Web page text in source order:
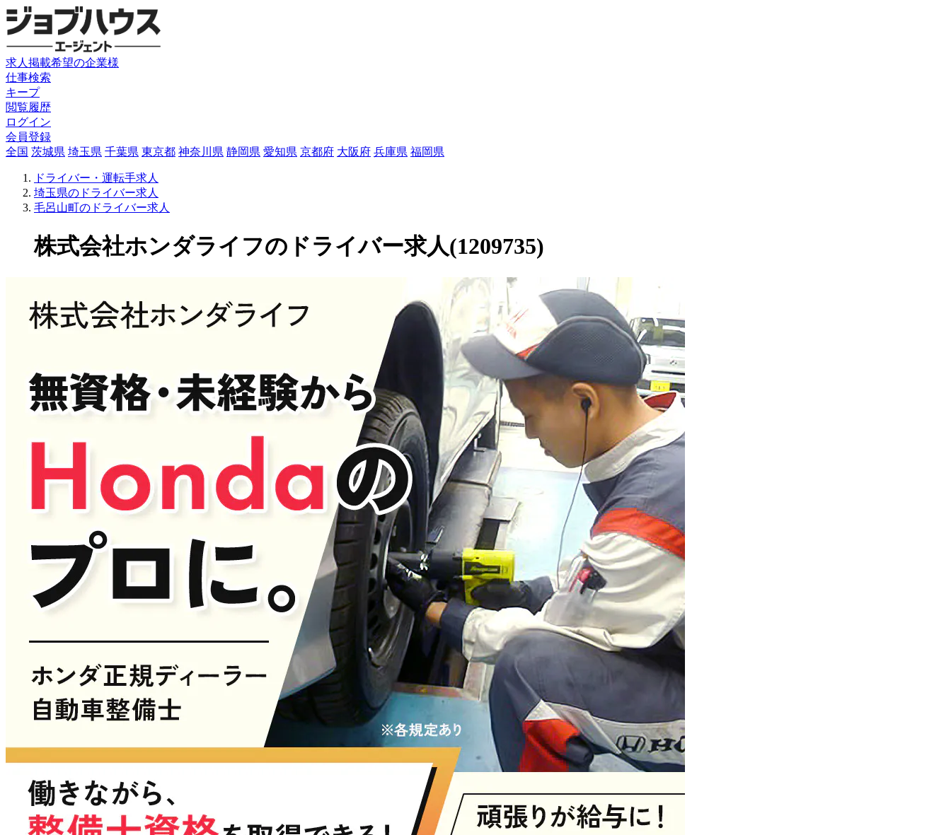
求人掲載希望の企業様
仕事検索
キープ
閲覧履歴
ログイン
会員登録
全国 茨城県 埼玉県 千葉県 東京都 神奈川県 静岡県 愛知県 京都府 大阪府 兵庫県 福岡県
ドライバー・運転手求人
埼玉県のドライバー求人
毛呂山町のドライバー求人
株式会社ホンダライフのドライバー求人(1209735)